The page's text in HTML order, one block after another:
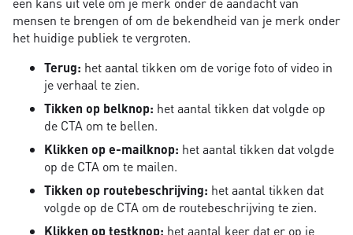
mensen te brengen of om de bekendheid van je merk onder
het huidige publiek te vergroten.
Terug: het aantal tikken om de vorige foto of video in
je verhaal te zien.
Tikken op belknop: het aantal tikken dat volgde op
de CTA om te bellen.
Klikken op e-mailknop: het aantal tikken dat volgde
op de CTA om te mailen.
Tikken op routebeschrijving: het aantal tikken dat
volgde op de CTA om de routebeschrijving te zien.
Klikken op testknop: het aantal keer dat er op je